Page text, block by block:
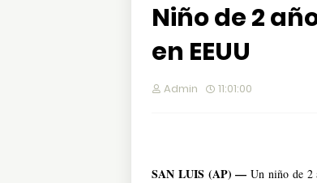
Niño de 2
en EEUU
Admin 11:01:00
SAN LUIS (AP) — Un niño de 2